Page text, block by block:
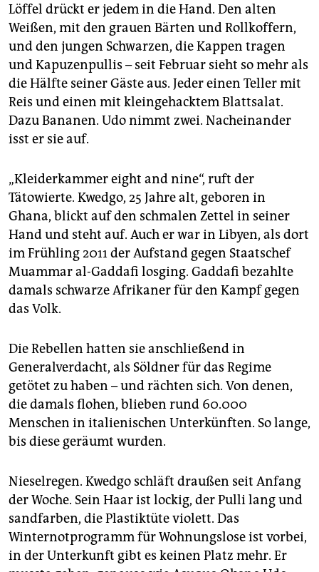
Löffel drückt er jedem in die Hand. Den alten
Weißen, mit den grauen Bärten und Rollkoffern,
und den jungen Schwarzen, die Kappen tragen
und Kapuzenpullis – seit Februar sieht so mehr als
die Hälfte seiner Gäste aus. Jeder einen Teller mit
Reis und einen mit kleingehacktem Blattsalat.
Dazu Bananen. Udo nimmt zwei. Nacheinander
isst er sie auf.
„Kleiderkammer eight and nine“, ruft der
Tätowierte. Kwedgo, 25 Jahre alt, geboren in
Ghana, blickt auf den schmalen Zettel in seiner
Hand und steht auf. Auch er war in Libyen, als dort
im Frühling 2011 der Aufstand gegen Staatschef
Muammar al-Gaddafi losging. Gaddafi bezahlte
damals schwarze Afrikaner für den Kampf gegen
das Volk.
Die Rebellen hatten sie anschließend in
Generalverdacht, als Söldner für das Regime
getötet zu haben – und rächten sich. Von denen,
die damals flohen, blieben rund 60.000
Menschen in italienischen Unterkünften. So lange,
bis diese geräumt wurden.
Nieselregen. Kwedgo schläft draußen seit Anfang
der Woche. Sein Haar ist lockig, der Pulli lang und
sandfarben, die Plastiktüte violett. Das
Winternotprogramm für Wohnungslose ist vorbei,
in der Unterkunft gibt es keinen Platz mehr. Er